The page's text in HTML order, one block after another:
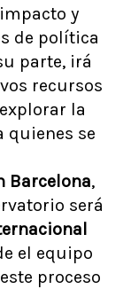
y
de política
parte, irá
recursos
la
quienes se
Barcelona,
será
el equipo
proceso